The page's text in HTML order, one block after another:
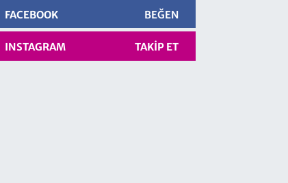
FACEBOOK BEĞEN
INSTAGRAM TAKIP ET